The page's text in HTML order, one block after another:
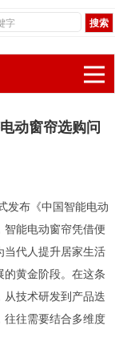
动窗帘选购问
发布《中国智能电动
能电动窗帘凭借便
代人提升居家生活
黄金阶段。在这条
技术研发到产品迭
往需要结合多维度